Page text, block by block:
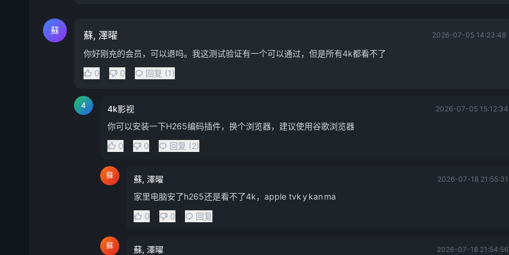
蘇 蘇, 澤曜 2026-07-05 14:23:48
你好刚充的会员，可以退吗。我这测试验证有一个可以通过，但是所有4k都看不了
0
0 回复 (1)
4 4k影视 2026-07-05 15:12:34
你可以安装一下H265编码插件，换个浏览器，建议使用谷歌浏览器
0
0 回复 (2)
蘇 蘇, 澤曜 2026-07-18 21:55:31
家里电脑安了h265还是看不了4k，apple tvk y kan ma
0
0 回复
蘇 蘇, 澤曜 2026-07-18 21:54:56